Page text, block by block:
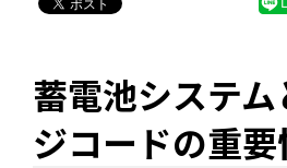
蓄電池システ
ジコードの重要